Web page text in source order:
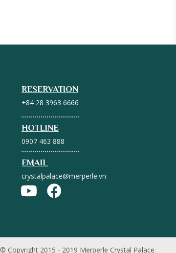
RESERVATION
+84 28 3963 6666
HOTLINE
0907 463 888
EMAIL
crystalpalace@merperle.vn
© Copyright 2015 - 2019 Merperle Crystal Palace.